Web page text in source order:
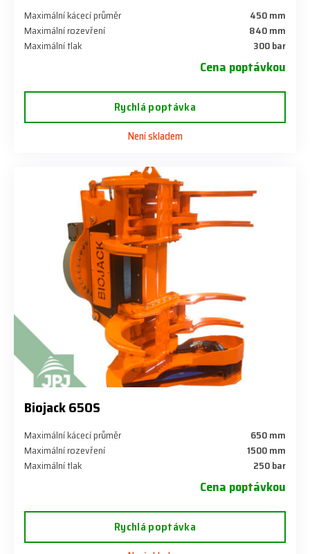
Maximální kácecí průměr
450 mm
Maximální rozevření
840 mm
Maximální tlak
300 bar
Cena poptávkou
Rychlá poptávka
Není skladem
Biojack 650S
Maximální kácecí průměr
650 mm
Maximální rozevření
1500 mm
Maximální tlak
250 bar
Cena poptávkou
Rychlá poptávka